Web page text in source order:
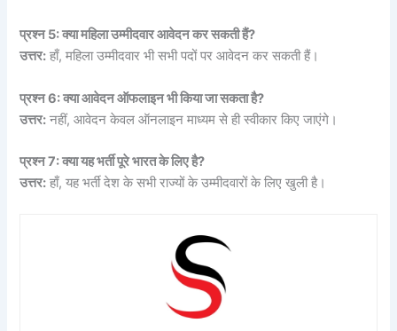
प्रश्न 5: क्या महिला उम्मीदवार आवेदन कर सकती हैं?
उत्तर: हाँ, महिला उम्मीदवार भी सभी पदों पर आवेदन कर सकती हैं।
प्रश्न 6: क्या आवेदन ऑफलाइन भी किया जा सकता है?
उत्तर: नहीं, आवेदन केवल ऑनलाइन माध्यम से ही स्वीकार किए जाएंगे।
प्रश्न 7: क्या यह भर्ती पूरे भारत के लिए है?
उत्तर: हाँ, यह भर्ती देश के सभी राज्यों के उम्मीदवारों के लिए खुली है।